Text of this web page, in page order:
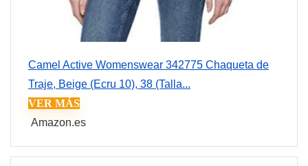
Camel Active Womenswear 342775 Chaqueta de
Traje, Beige (Ecru 10), 38 (Talla...
VER MÁS
Amazon.es